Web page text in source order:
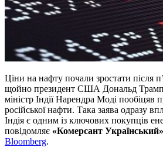
Ціни на нафту почали зростати після
щойно президент США Дональд Трамп
міністр Індії Нарендра Моді пообіцяв
російської нафти. Така заява одразу
Індія є одним із ключових покупців
повідомляє «Комерсант Український»
Bloomberg.